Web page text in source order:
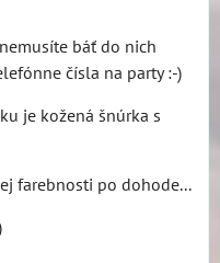
báť do nich
čísla na party :-)
je kožená šnúrka s
farebnosti po dohode...